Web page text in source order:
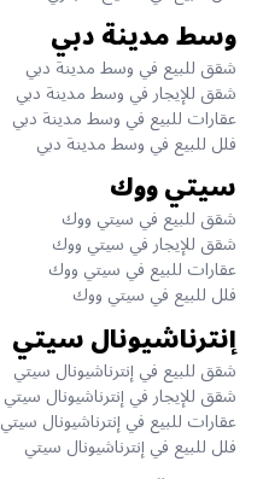
وسط مدينة دبي
شقق للبيع في وسط مدينة دبي
شقق للإيجار في وسط مدينة دبي
عقارات للبيع في وسط مدينة دبي
فلل للبيع في وسط مدينة دبي
سيتي ووك
شقق للبيع في سيتي ووك
شقق للإيجار في سيتي ووك
عقارات للبيع في سيتي ووك
فلل للبيع في سيتي ووك
إنترناشيونال سيتي
شقق للبيع في إنترناشيونال سيتي
شقق للإيجار في إنترناشيونال سيتي
عقارات للبيع في إنترناشيونال سيتي
فلل للبيع في إنترناشيونال سيتي